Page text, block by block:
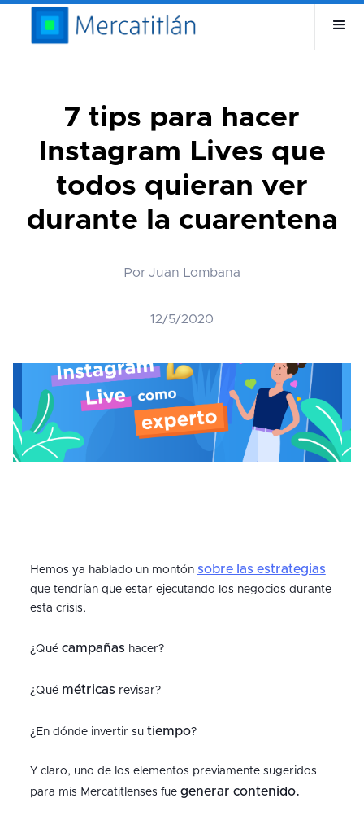
7 tips para hacer
Instagram Lives que
todos quieran ver
durante la cuarentena
Por Juan Lombana
12/5/2020
Hemos ya hablado un montón sobre las estrategias
que tendrían que estar ejecutando los negocios durante
esta crisis.
¿Qué campañas hacer?
¿Qué métricas revisar?
¿En dónde invertir su tiempo?
Y claro, uno de los elementos previamente sugeridos
para mis Mercatitlenses fue generar contenido.